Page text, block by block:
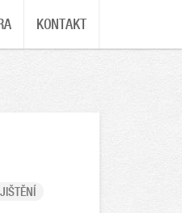
KONTAKT